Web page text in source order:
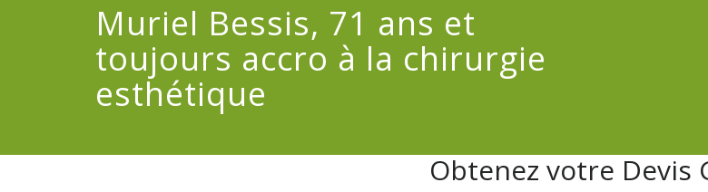
Muriel Bessis, 71 ans et
toujours accro à la chirurgie
esthétique
Obtenez votre Devis